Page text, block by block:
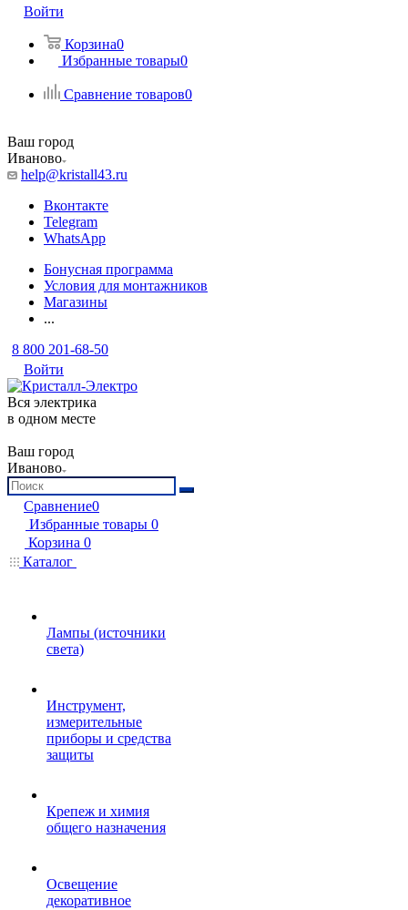
Войти
Корзина0
Избранные товары0
Сравнение товаров0
Ваш город
Иваново
help@kristall43.ru
Вконтакте
Telegram
WhatsApp
Бонусная программа
Условия для монтажников
Магазины
...
8 800 201-68-50
Войти
Вся электрика
в одном месте
Ваш город
Иваново
Сравнение0
Избранные товары 0
Корзина 0
Каталог
Лампы (источники
света)
Инструмент,
измерительные
приборы и средства
защиты
Крепеж и химия
общего назначения
Освещение
декоративное